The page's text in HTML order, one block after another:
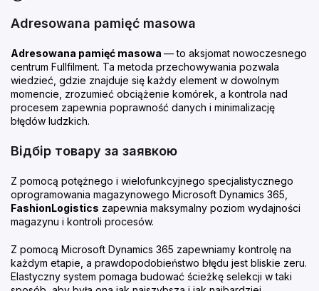
Adresowana pamięć masowa
Adresowana pamięć masowa — to aksjomat nowoczesnego
centrum Fullfilment. Ta metoda przechowywania pozwala
wiedzieć, gdzie znajduje się każdy element w dowolnym
momencie, zrozumieć obciążenie komórek, a kontrola nad
procesem zapewnia poprawność danych i minimalizację
błędów ludzkich.
Відбір товару за заявкою
Z pomocą potężnego i wielofunkcyjnego specjalistycznego
oprogramowania magazynowego Microsoft Dynamics 365,
FashionLogistics zapewnia maksymalny poziom wydajności
magazynu i kontroli procesów.
Z pomocą Microsoft Dynamics 365 zapewniamy kontrolę na
każdym etapie, a prawdopodobieństwo błędu jest bliskie zeru.
Elastyczny system pomaga budować ścieżkę selekcji w taki